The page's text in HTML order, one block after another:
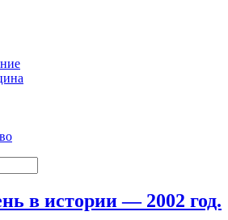
в истории — 2002 год.